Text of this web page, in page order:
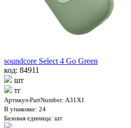
soundcore Select 4 Go Green
код: 84911
шт
тг
Артикул-PartNumber: A31X1
В упаковке: 24
Базовая единица: шт